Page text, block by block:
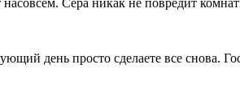
день просто сделаете все снова.